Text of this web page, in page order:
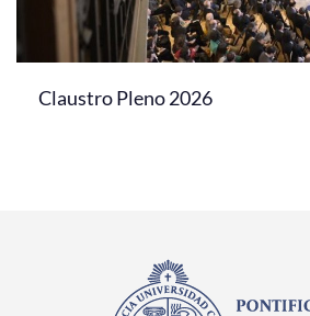
Claustro Pleno 2026